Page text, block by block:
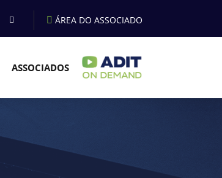
ÁREA DO ASSOCIADO
ASSOCIADOS